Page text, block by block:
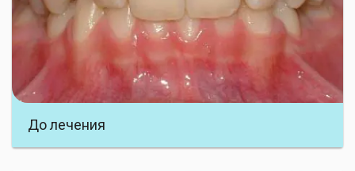
До лечения
Подросток 12 лет. Глубокий прикус, выраженный
дефицит места для верхних клыков и
премоляров внизу.Смещение средней линии